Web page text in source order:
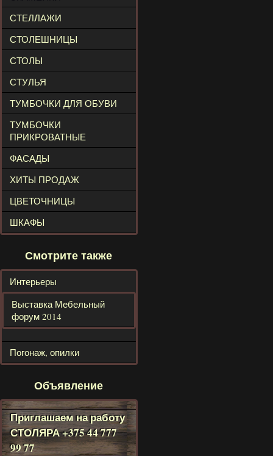
СТЕЛЛАЖИ
СТОЛЕШНИЦЫ
СТОЛЫ
СТУЛЬЯ
ТУМБОЧКИ ДЛЯ ОБУВИ
ТУМБОЧКИ
ПРИКРОВАТНЫЕ
ФАСАДЫ
ХИТЫ ПРОДАЖ
ЦВЕТОЧНИЦЫ
ШКАФЫ
Смотрите также
Интерьеры
Выставка Мебельный
форум 2014
Погонаж, опилки
Объявление
Приглашаем на работу
СТОЛЯРА+375 44 777
99 77